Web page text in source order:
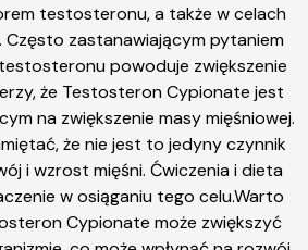
testosteronu, a także w celach
zastanawiającym pytaniem
powoduje zwiększenie
że Testosteron Cypionate jest
na zwiększenie masy mięśniowej.
że nie jest to jedyny czynnik
i wzrost mięśni. Ćwiczenia i dieta
w osiąganiu tego celu.Warto
Cypionate może zwiększyć